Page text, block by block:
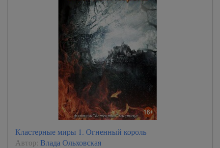
Кластерные миры 1. Огненный король
Автор: Влада Ольховская